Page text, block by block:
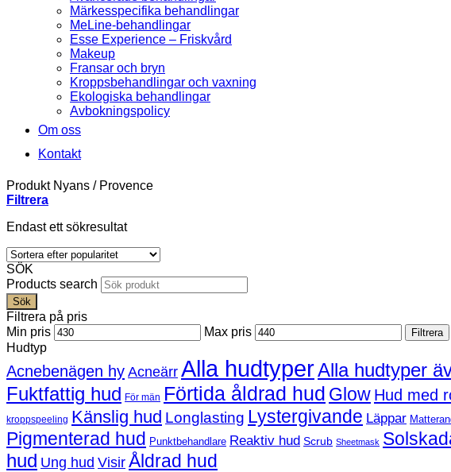
Märkesspecifika behandlingar
MeLine-behandlingar
Esse Experience – Friskvård
Makeup
Fransar och bryn
Kroppsbehandlingar och vaxning
Ekologiska behandlingar
Avbokningspolicy
Om oss
Kontakt
Produkt Nyans /Provence
Filtrera
Endast ett sökresultat
SÖK
Products search
Sök
Filtrera på pris
Min pris
Max pris Filtrera
Hudtyp
Acnebenägen hy Acneärr Alla hudtyperAlla hudtyper
Fuktfattig hud För män Förtida åldrad hud Glow Hud med
kroppspeeling Känslig hud Longlasting Lystergivande Läppar
Pigmenterad hud Punktbehandlare Reaktiv hud Scrub Sheetmask
hud Ung hud VisirÅldrad hud